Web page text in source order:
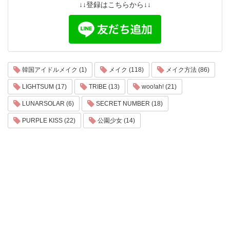
↓↓登録はこちらから↓↓
韓国アイドルメイク (1) メイク (118) メイク方法 (86)
LIGHTSUM (17) TRIBE (13) woo!ah! (21)
LUNARSOLAR (6) SECRET NUMBER (18)
PURPLE KISS (22) 公園少女 (14)